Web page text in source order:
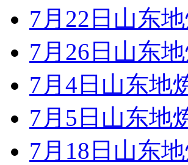
7月22日山东
7月26日山东
7月4日山东地
7月5日山东地
7月18日山东